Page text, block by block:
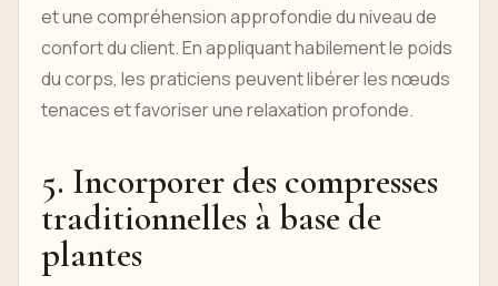
et une compréhension approfondie du niveau de
confort du client. En appliquant habilement le poids
du corps, les praticiens peuvent libérer les nœuds
tenaces et favoriser une relaxation profonde.
5. Incorporer des compresses
traditionnelles à base de
plantes